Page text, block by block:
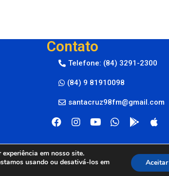
Contato
Telefone: (84) 3291-2300
(84) 9 81910098
santacruz98fm@gmail.com
em nosso site.
usando ou desativá-los em
Aceitar